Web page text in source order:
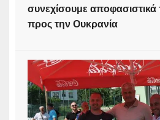
συνεχίσουμε αποφασιστικά
προς την Ουκρανία